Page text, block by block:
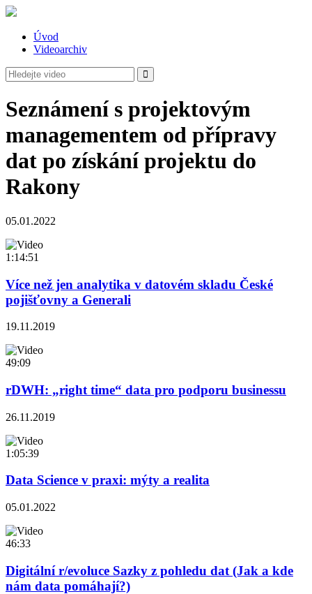
Úvod
Videoarchiv
Seznámení s projektovým
managementem od přípravy
dat po získání projektu do
Rakony
05.01.2022
1:14:51
Více než jen analytika v datovém skladu České
pojišťovny a Generali
19.11.2019
49:09
rDWH: „right time“ data pro podporu businessu
26.11.2019
1:05:39
Data Science v praxi: mýty a realita
05.01.2022
46:33
Digitální r/evoluce Sazky z pohledu dat (Jak a kde
nám data pomáhají?)